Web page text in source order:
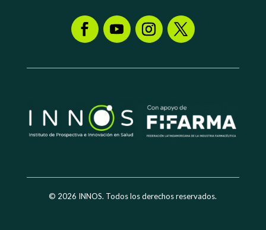
© 2026 INNOS. Todos los derechos reservados.